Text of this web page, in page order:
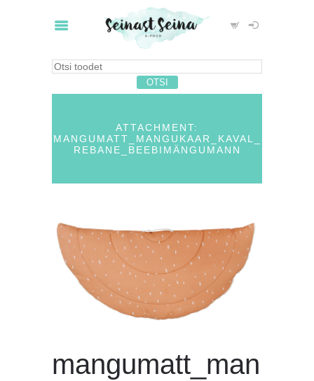
ATTACHMENT:
MANGUMATT_MANGUKAAR_KAVAL_
REBANE_BEEBIMÄNGUMANN
mangumatt_man